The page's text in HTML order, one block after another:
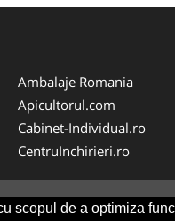
scopul de a optimiza
Ambalaje Romania
Apicultorul.com
Cabinet-Individual.ro
CentruInchirieri.ro